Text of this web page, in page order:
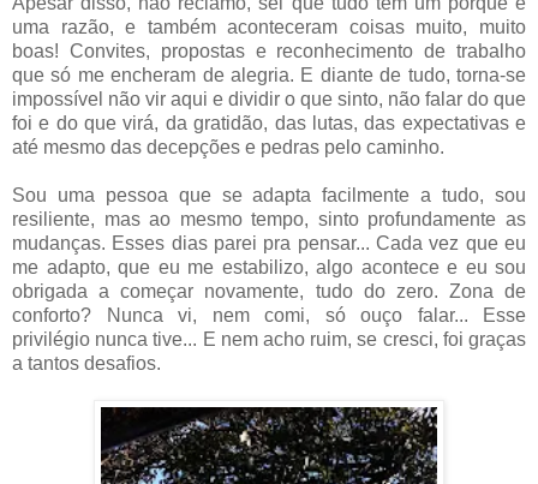
uma razão, e também aconteceram coisas muito, muito
boas! Convites, propostas e reconhecimento de trabalho
que só me encheram de alegria. E diante de tudo, torna-se
impossível não vir aqui e dividir o que sinto, não falar do que
foi e do que virá, da gratidão, das lutas, das expectativas e
até mesmo das decepções e pedras pelo caminho.
Sou uma pessoa que se adapta facilmente a tudo, sou
resiliente, mas ao mesmo tempo, sinto profundamente as
mudanças. Esses dias parei pra pensar... Cada vez que eu
me adapto, que eu me estabilizo, algo acontece e eu sou
obrigada a começar novamente, tudo do zero. Zona de
conforto? Nunca vi, nem comi, só ouço falar... Esse
privilégio nunca tive... E nem acho ruim, se cresci, foi graças
a tantos desafios.